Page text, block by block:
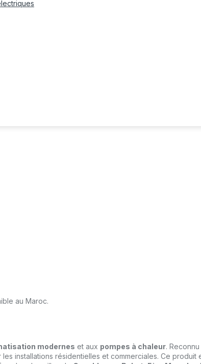
au Maroc.
modernes et aux pompes à chaleur.
installations résidentielles et commerciales. Ce produit